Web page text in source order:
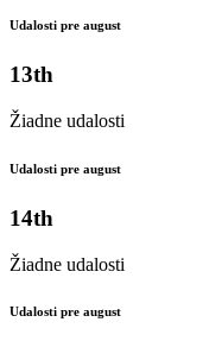
Udalosti pre august
13th
Žiadne udalosti
Udalosti pre august
14th
Žiadne udalosti
Udalosti pre august